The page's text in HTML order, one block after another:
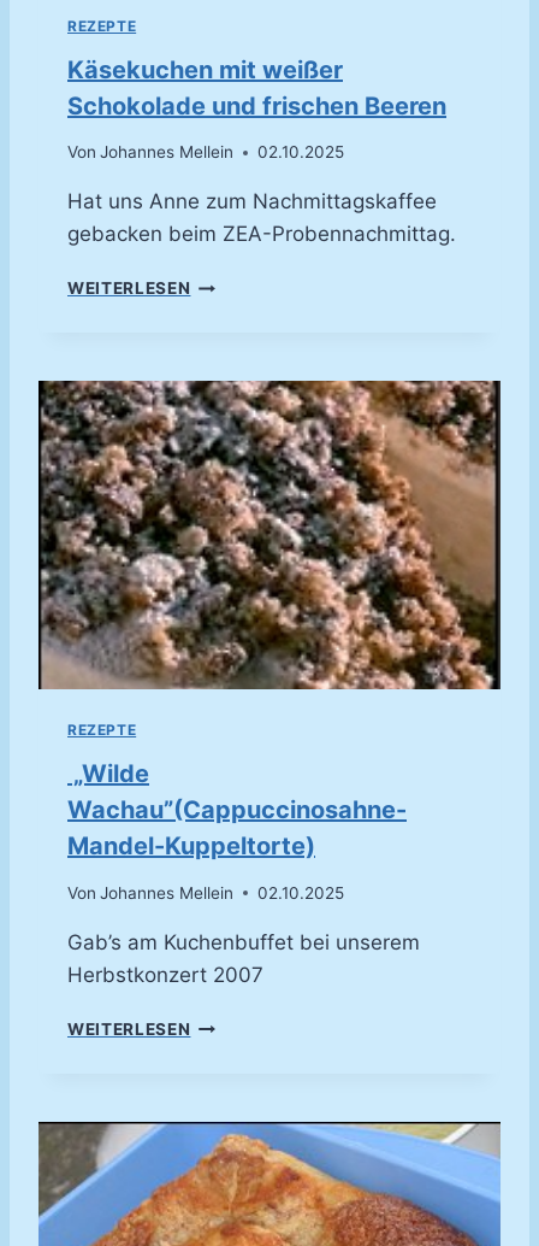
REZEPTE
Käsekuchen mit weißer
Schokolade und frischen Beeren
Von Johannes Mellein 02.10.2025
Hat uns Anne zum Nachmittagskaffee
gebacken beim ZEA-Probennachmittag.
WEITERLESEN K
K
U
C
H
E
N
M
I
T
W
E
I
SS
H
O
K
O
A
D
N
R
S
C
H
REZEPTE
„Wilde
Wachau”(Cappuccinosahne-
Mandel-Kuppeltorte)
Von Johannes Mellein 02.10.2025
Gab’s am Kuchenbuffet bei unserem
Herbstkonzert 2007
WEITERLESEN
L
E
W
A